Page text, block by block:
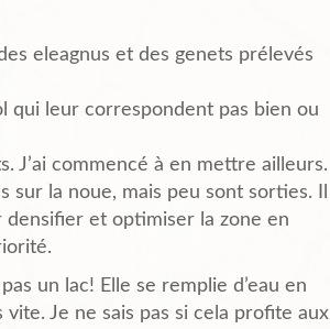
eleagnus et des genets prélevés
qui leur correspondent pas bien ou
J’ai commencé à en mettre ailleurs.
sur la noue, mais peu sont sorties. Il
et optimiser la zone en
un lac! Elle se remplie d’eau en
Je ne sais pas si cela profite aux